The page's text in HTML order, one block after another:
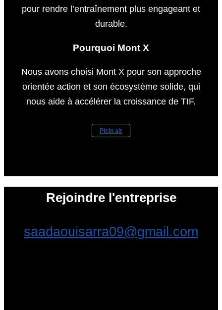
pour rendre l’entraînement plus engageant et
durable.
Pourquoi Mont X
Nous avons choisi Mont X pour son approche
orientée action et son écosystème solide, qui
nous aide à accélérer la croissance de TIF.
Plein air
Rejoindre l'entreprise
saadaouisarra09@gmail.com